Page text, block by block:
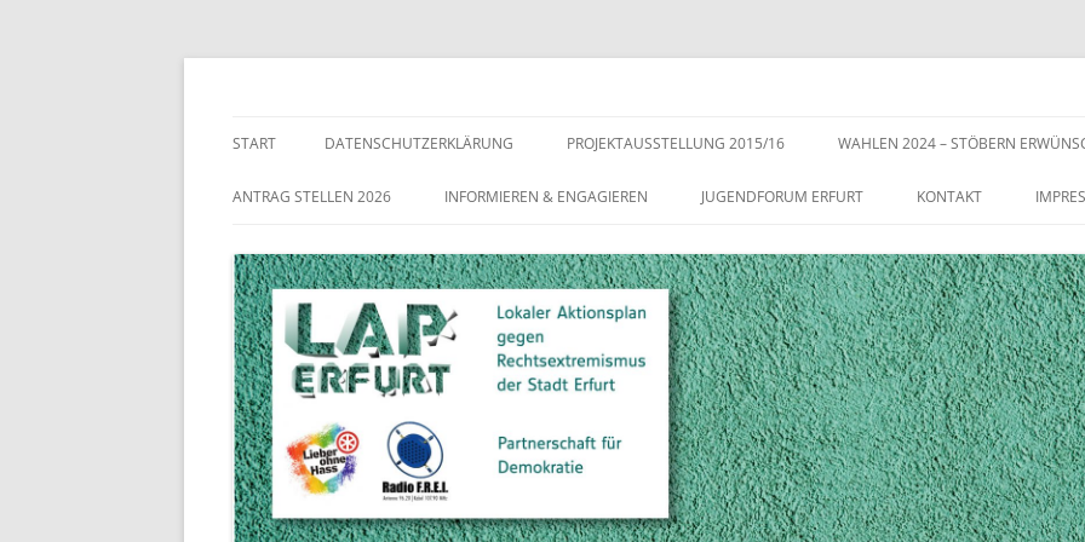
Inhalt
START DATENSCHUTZERKLÄRUNG PROJEKTAUSSTELLUNG 2015/16 WAHLEN 2024 – STÖBERN
ANTRAG STELLEN 2026 INFORMIEREN & ENGAGIEREN JUGENDFORUM ERFURT KONTAKT